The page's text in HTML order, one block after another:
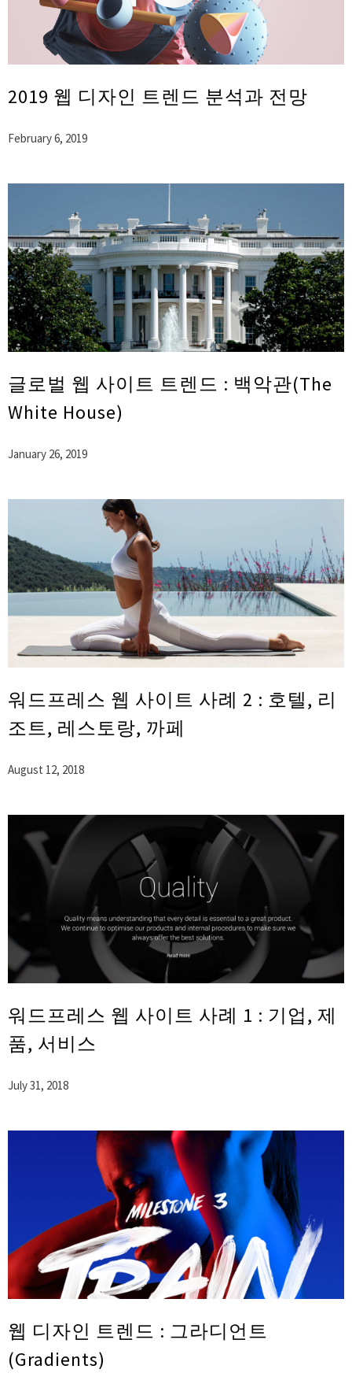
2019 웹 디자인 트렌드 분석과 전망
February 6, 2019
글로벌 웹 사이트 트렌드 : 백악관(The
White House)
January 26, 2019
워드프레스 웹 사이트 사례 2 : 호텔, 리
조트, 레스토랑, 까페
August 12, 2018
워드프레스 웹 사이트 사례 1 : 기업, 제
품, 서비스
July 31, 2018
웹 디자인 트렌드 : 그라디언트
(Gradients)